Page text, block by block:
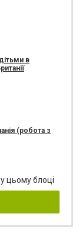
в
(робота з
цьому блоці